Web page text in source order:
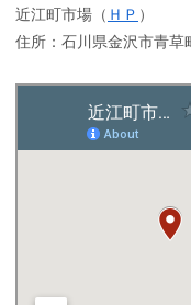
近江町市場（ ＨＰ ）
住所：石川県金沢市青草